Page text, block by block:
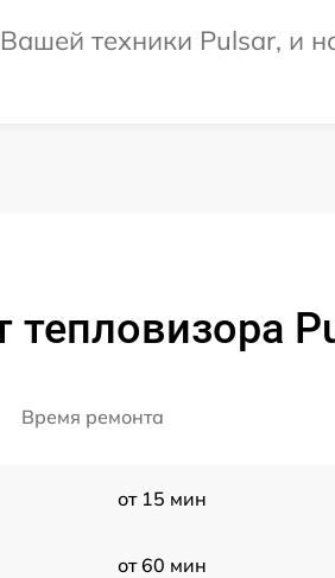
техники Pulsar, и
Время ремонта
от 15 мин
от 60 мин